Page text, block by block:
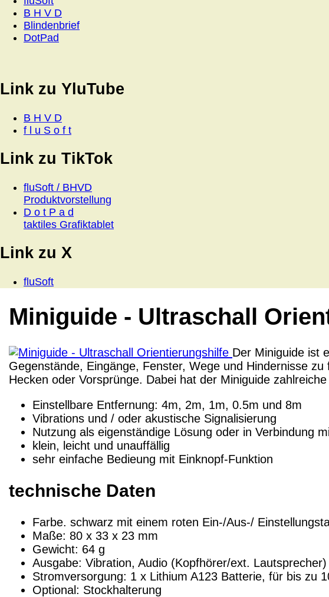
B H V D
Blindenbrief
DotPad
Link zu YluTube
B H V D
f l u S o f t
Link zu TikTok
fluSoft / BHVD
Produktvorstellung
D o t P a d
taktiles Grafiktablet
Link zu X
fluSoft
Miniguide - Ultraschall
Der Miniguide ist
Gegenstände, Eingänge, Fenster, Wege und Hindernisse
Hecken oder Vorsprünge. Dabei hat der Miniguide
Einstellbare Entfernung: 4m, 2m, 1m, 0.5m und 8m
Vibrations und / oder akustische Signalisierung
Nutzung als eigenständige Lösung oder in Verbindung
klein, leicht und unauffällig
sehr einfache Bedieung mit Einknopf-Funktion
technische Daten
Farbe. schwarz mit einem roten Ein-/Aus-/
Maße: 80 x 33 x 23 mm
Gewicht: 64 g
Ausgabe: Vibration, Audio (Kopfhörer/ext. Lautsprecher)
Stromversorgung: 1 x Lithium A123 Batterie, für bis zu
Optional: Stockhalterung